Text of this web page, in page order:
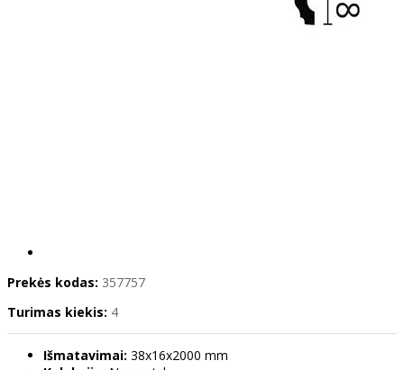
Prekės kodas: 357757
Turimas kiekis: 4
Išmatavimai: 38x16x2000 mm